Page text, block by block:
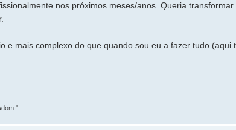
nos próximos meses/anos. Queria
e mais complexo do que quando sou eu a fazer tudo